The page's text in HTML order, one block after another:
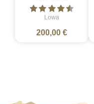
Lowa
200,00 €